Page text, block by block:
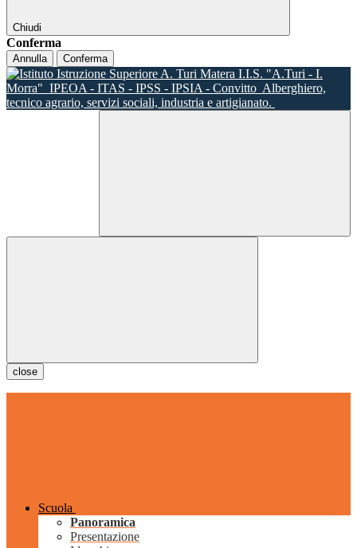
Chiudi
Conferma
Annulla Conferma
I.I.S. "A.Turi - I.
Morra" IPEOA - ITAS - IPSS - IPSIA - Convitto Alberghiero,
tecnico agrario, servizi sociali, industria e artigianato.
close
Scuola
Panoramica
Presentazione